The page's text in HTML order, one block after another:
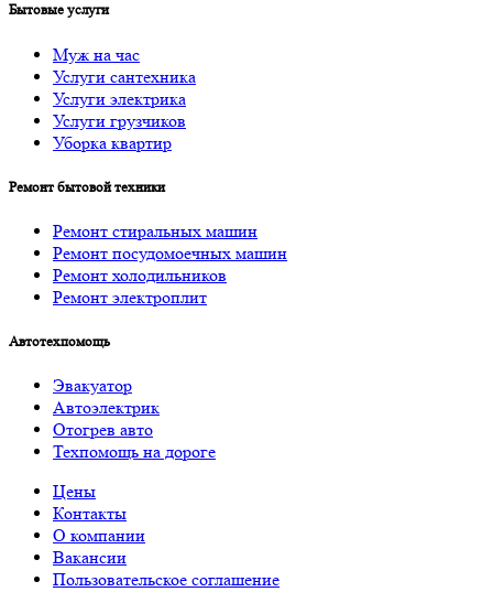
Бытовые услуги
Муж на час
Услуги cантехника
Услуги электрика
Услуги грузчиков
Уборка квартир
Ремонт бытовой техники
Ремонт стиральных машин
Ремонт посудомоечных машин
Ремонт холодильников
Ремонт электроплит
Автотехпомощь
Эвакуатор
Автоэлектрик
Отогрев авто
Техпомощь на дороге
Цены
Контакты
О компании
Вакансии
Пользовательское соглашение